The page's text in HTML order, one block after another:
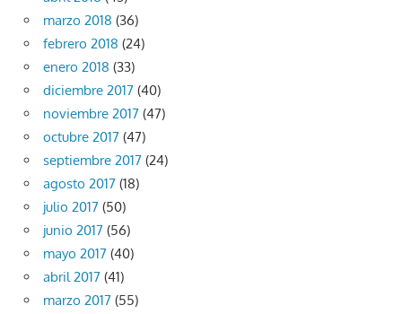
marzo 2018 (36)
febrero 2018 (24)
enero 2018 (33)
diciembre 2017 (40)
noviembre 2017 (47)
octubre 2017 (47)
septiembre 2017 (24)
agosto 2017 (18)
julio 2017 (50)
junio 2017 (56)
mayo 2017 (40)
abril 2017 (41)
marzo 2017 (55)